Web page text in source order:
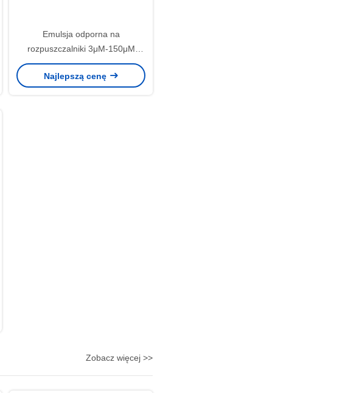
Emulsja odporna na
rozpuszczalniki 3μM-150μM
Laser UV Maszyna Cts 400mm *
500mm Min. Rozmiar ramki
Najlepszą cenę
Zobacz więcej >>